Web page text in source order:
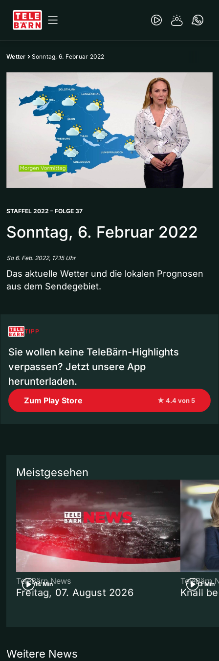
Wetter Sonntag, 6. Februar 2022
STAFFEL 2022 – FOLGE 37
Sonntag, 6. Februar 2022
So 6. Feb. 2022, 17.15 Uhr
Das aktuelle Wetter und die lokalen Prognosen
aus dem Sendegebiet.
TIPP
Sie wollen keine TeleBärn-Highlights
verpassen? Jetzt unsere App
herunterladen.
Zum Play Store ★ 4.4 von 5
Meistgesehen
14 Min
TeleBärn News
Freitag, 07. August 2026
3 Min
TeleBärn
Knall
Weitere News